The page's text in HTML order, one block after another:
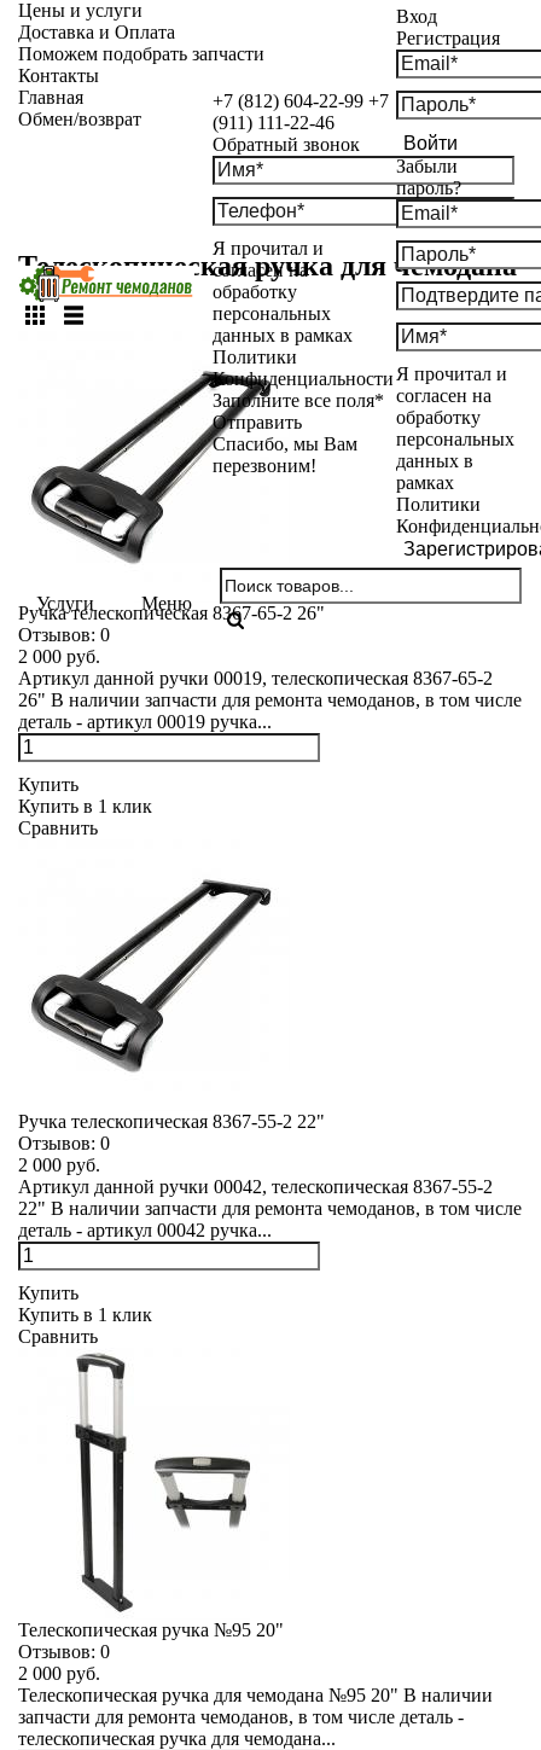
+7 (812) 604-22-99 +7
(911) 111-22-46
Обратный звонок
Я прочитал и
согласен на
обработку
персональных
данных в рамках
Политики
Конфиденциальности
Заполните все поля*
Отправить
Спасибо, мы Вам
перезвоним!
Вход
Регистрация
Войти
Забыли
пароль?
Я прочитал и
согласен на
обработку
персональных
данных в
рамках
Политики
Услуги Меню
Цены и услуги
Доставка и Оплата
Поможем подобрать запчасти
Контакты
Главная
Обмен/возврат
Телескопическая ручка для чемодана
Ручка телескопическая 8367-65-2 26"
Отзывов: 0
2 000 руб.
Артикул данной ручки 00019, телескопическая 8367-65-2
26" В наличии запчасти для ремонта чемоданов, в том числе
деталь - артикул 00019 ручка...
Купить
Купить в 1 клик
Сравнить
Ручка телескопическая 8367-55-2 22"
Отзывов: 0
2 000 руб.
Артикул данной ручки 00042, телескопическая 8367-55-2
22" В наличии запчасти для ремонта чемоданов, в том числе
деталь - артикул 00042 ручка...
Купить
Купить в 1 клик
Сравнить
Телескопическая ручка №95 20"
Отзывов: 0
2 000 руб.
Телескопическая ручка для чемодана №95 20" В наличии
запчасти для ремонта чемоданов, в том числе деталь -
телескопическая ручка для чемодана...